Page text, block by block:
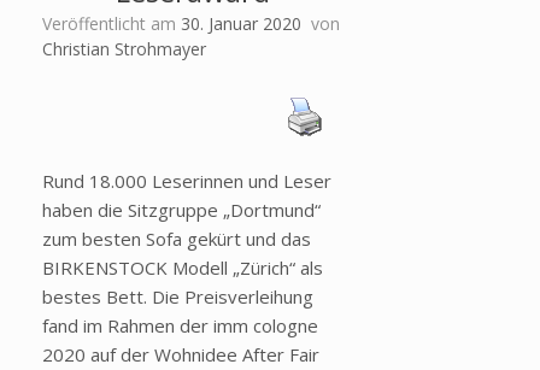
Veröffentlicht am 30. Januar 2020 von
Christian Strohmayer
Rund 18.000 Leserinnen und Leser
haben die Sitzgruppe „Dortmund“
zum besten Sofa gekürt und das
BIRKENSTOCK Modell „Zürich“ als
bestes Bett. Die Preisverleihung
fand im Rahmen der imm cologne
2020 auf der Wohnidee After Fair